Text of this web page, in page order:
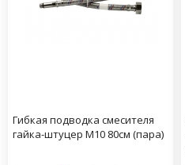
Гибкая подводка смесителя
гайка-штуцер М10 80см (пара)